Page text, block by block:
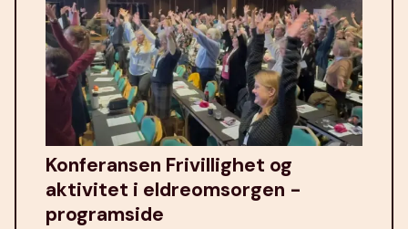
Konferansen Frivillighet og
aktivitet i eldreomsorgen -
programside